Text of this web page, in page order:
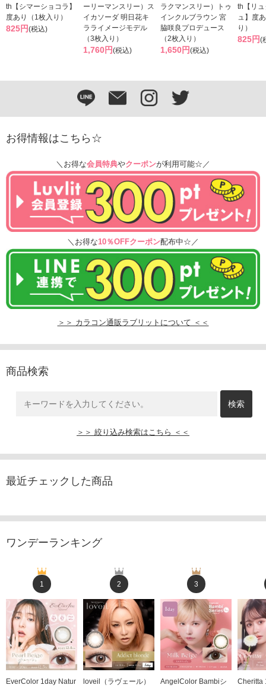
th【シマーショコラ】
度あり（1枚入り）
825円(税込)
ーリーマンスリー）ス
イカソーダ 明日花キ
ラライメージモデル
（3枚入り）
1,760円(税込)
ラクマンスリー）トゥ
インクルブラウン 宮
脇咲良プロデュース
（2枚入り）
1,650円(税込)
th【リ
ュ】度
り）
825円(
お得情報はこちら☆
＼お得な会員特典やクーポンが利用可能☆／
＼お得な10％OFFクーポン配布中☆／
＞＞ カラコン通販ラブリットについて ＜＜
商品検索
＞＞ 絞り込み検索はこちら ＜＜
最近チェックした商品
ワンデーランキング
1
EverColor 1day Natur
2
loveil（ラヴェール）
3
AngelColor Bambiシ
Cheritta